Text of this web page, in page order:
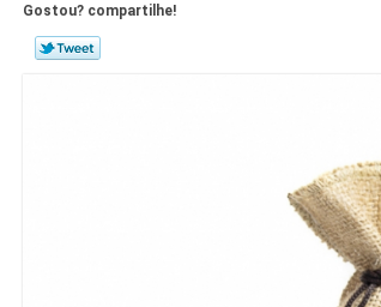
Gostou? compartilhe!